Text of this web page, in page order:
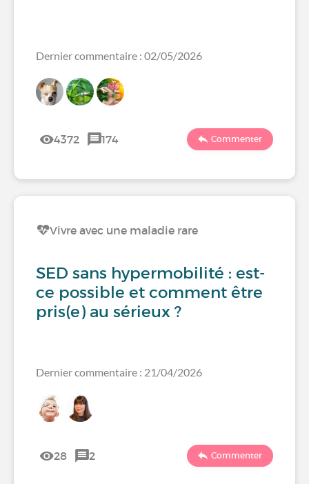
Dernier commentaire : 02/05/2026
4372 174 Commenter
Vivre avec une maladie rare
SED sans hypermobilité : est-
ce possible et comment être
pris(e) au sérieux ?
Dernier commentaire : 21/04/2026
28 2 Commenter